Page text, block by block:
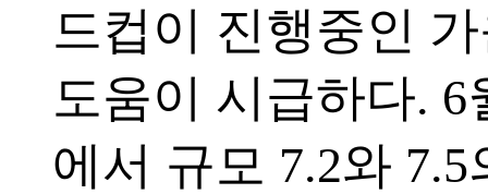
드컵이 진행중인
도움이 시급하다.
에서 규모 7.2와